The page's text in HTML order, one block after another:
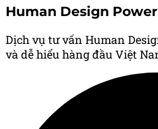
Human Design Power
Dịch vụ tư vấn Human
và dễ hiểu hàng đầu Việt